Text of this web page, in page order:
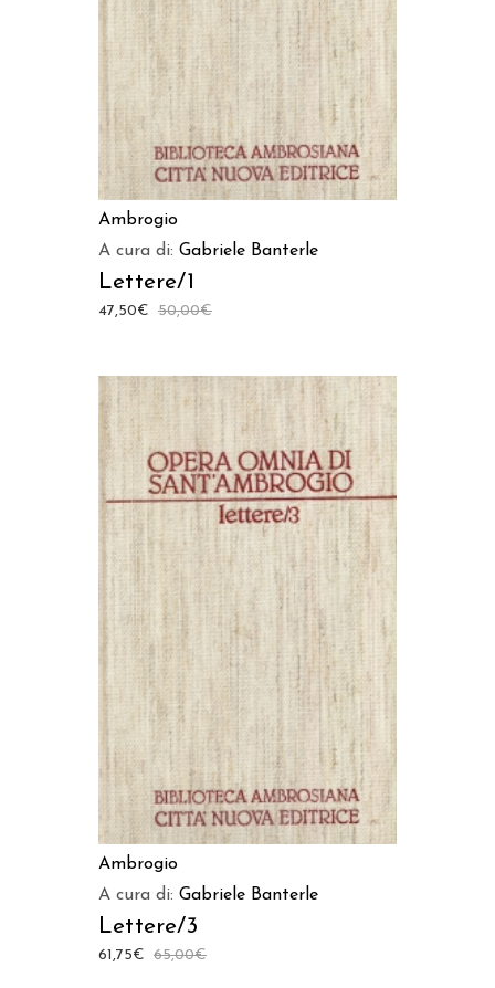
Ambrogio
A cura di: Gabriele Banterle
Lettere/1
50,00€
47,50€
AGGIUNGI AL CARRELLO
Ambrogio
A cura di: Gabriele Banterle
Lettere/3
65,00€
61,75€